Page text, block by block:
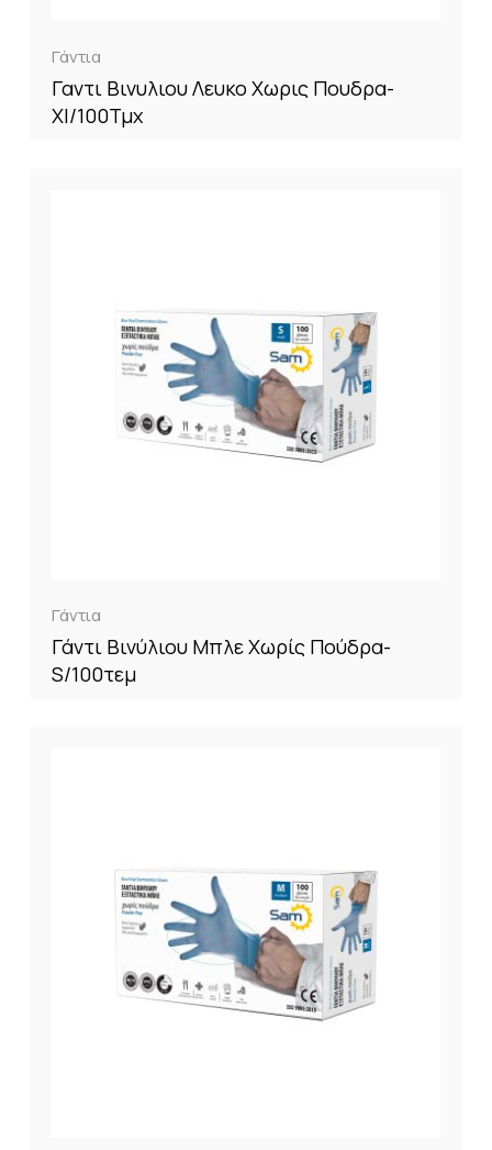
Γάντια
Γαντι Βινυλιου Λευκο Χωρις Πουδρα-
Xl/100Τμχ
Γάντια
Γάντι Βινύλιου Μπλε Χωρίς Πούδρα-
S/100τεμ